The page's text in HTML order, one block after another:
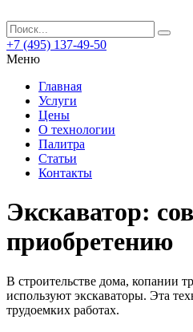
+7 (495) 137-49-50
Меню
Главная
Услуги
Цены
О технологии
Палитра
Статьи
Контакты
Экскаватор:
приобретению
В строительстве дома, копании
используют экскаваторы. Эта
трудоемких работах.